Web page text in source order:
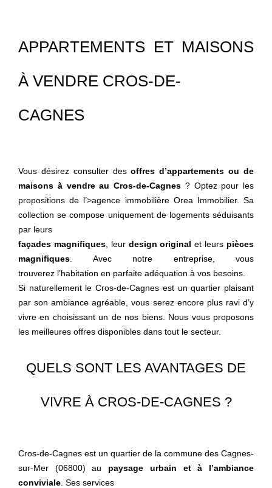
APPARTEMENTS ET MAISONS
À VENDRE CROS-DE-
CAGNES
Vous désirez consulter desoffres d’appartements ou de
maisons à vendre au Cros-de-Cagnes ? Optez pour les
propositions de l’>agence immobilière Orea Immobilier. Sa
collection se compose uniquement de logements séduisants
par leurs
façades magnifiques, leur design original et leurs pièces
magnifiques . Avec notre entreprise, vous
trouverez l’habitation en parfaite adéquation à vos besoins.
Si naturellement le Cros-de-Cagnes est un quartier plaisant
par son ambiance agréable, vous serez encore plus ravi d’y
vivre en choisissant un de nos biens. Nous vous proposons
les meilleures offres disponibles dans tout le secteur.
QUELS SONT LES AVANTAGES DE
VIVRE À CROS-DE-CAGNES ?
Cros-de-Cagnes est un quartier de la commune des Cagnes-
sur-Mer (06800) au paysage urbain et à l’ambiance
conviviale . Ses services